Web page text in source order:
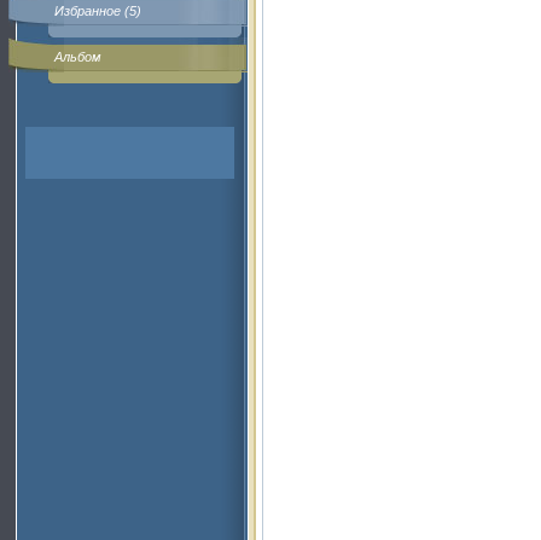
Избранное (5)
Альбом